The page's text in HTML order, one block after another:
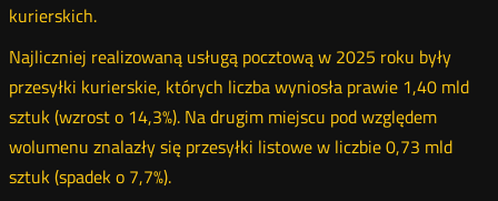
kurierskich.
Najliczniej realizowaną usługą pocztową w 2025 roku były
przesyłki kurierskie, których liczba wyniosła prawie 1,40 mld
sztuk (wzrost o 14,3%). Na drugim miejscu pod względem
wolumenu znalazły się przesyłki listowe w liczbie 0,73 mld
sztuk (spadek o 7,7%).